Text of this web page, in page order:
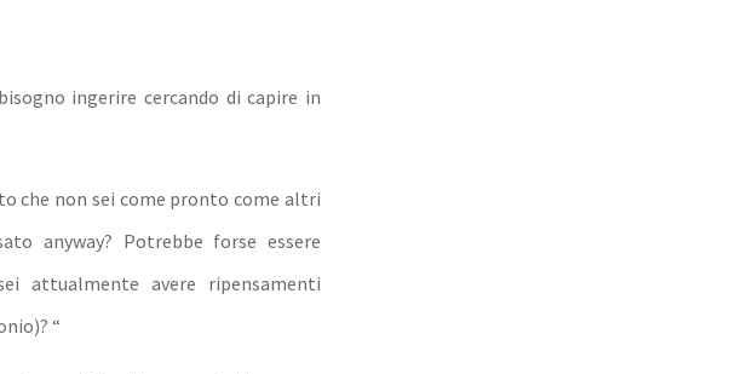
ingerire cercando di capire in
che non sei come pronto come altri
anyway? Potrebbe forse essere
attualmente avere ripensamenti
“